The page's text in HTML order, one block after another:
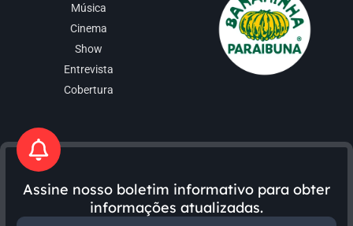
Música
Cinema
Show
Entrevista
Cobertura
Assine nosso boletim informativo para obter
informações atualizadas.